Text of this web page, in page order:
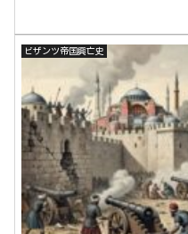
ビザンツ帝国興亡史